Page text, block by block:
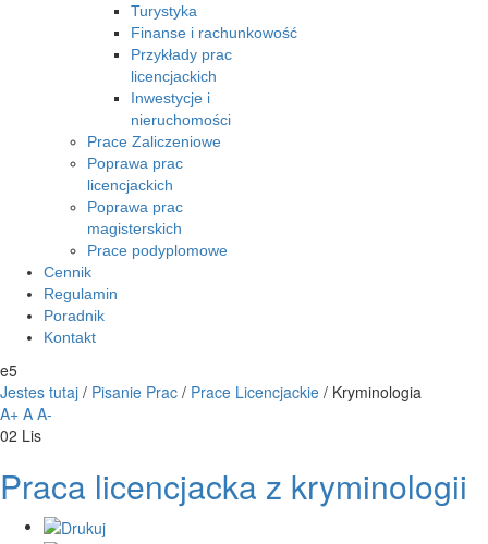
Turystyka
Finanse i rachunkowość
Przykłady prac
licencjackich
Inwestycje i
nieruchomości
Prace Zaliczeniowe
Poprawa prac
licencjackich
Poprawa prac
magisterskich
Prace podyplomowe
Cennik
Regulamin
Poradnik
Kontakt
e5
Jestes tutaj / Pisanie Prac / Prace Licencjackie / Kryminologia
A+ A A-
02 Lis
Praca licencjacka z kryminologii